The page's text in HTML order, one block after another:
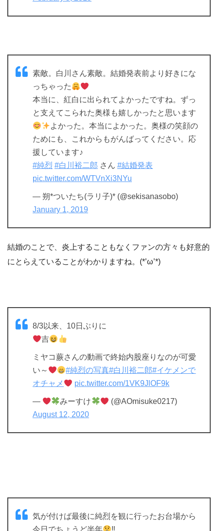
素敵。白川さん素敵。結婚発表前より好きにな
っちゃった
本当に、紅白に出られてよかったですね。ずっ
と支えてこられた奥様も嬉しかったと思います
よかった。本当によかった。奥様の笑顔の
ためにも、これからもがんばってください。応
援しています♪
#純烈 #白川裕二郎 さん #結婚発表
pic.twitter.com/WTVnXi3NYu
— 朔*ついたち(ラリ子)* (@sekisanasobo)
January 1, 2019
結婚のことで、炎上することもなくファンの方々も好意的
にとらえていることがわかりますね。(*’ω’*)
8/3以来、10日ぶりに
吉
ミヤコ蕨さんの動画で終始内股座りなのが可愛
い～
#純烈の写真#白川裕二郎#イケメンで
オチャメ
pic.twitter.com/1VK9JlOF9k
— みーすけ
(@AOmisuke0217)
August 12, 2020
気が付けば最後に純烈を観に行ったお台場から
今日でちょうど半年
‼︎